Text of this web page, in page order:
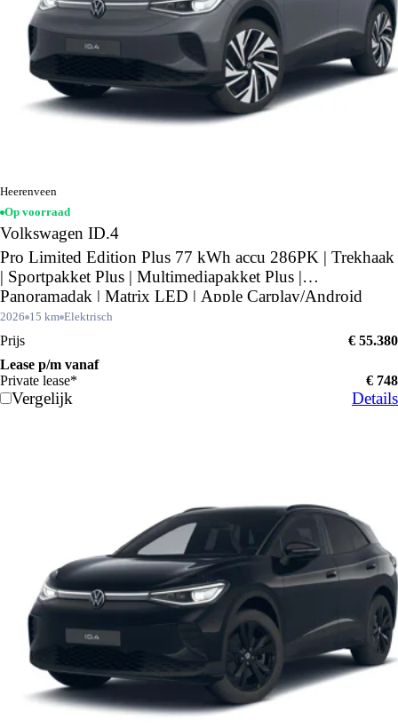
Heerenveen
Op voorraad
Volkswagen ID.4
Pro Limited Edition Plus 77 kWh accu 286PK | Trekhaak
| Sportpakket Plus | Multimediapakket Plus |
Panoramadak | Matrix LED | Apple Carplay/Android
Auto |
2026 15 km Elektrisch
Prijs
€ 55.380
Lease p/m vanaf
Private lease*
€ 748
Vergelijk Details